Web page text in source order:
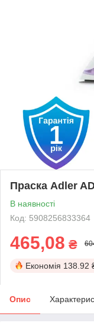
Праска Adler
В наявності
Код: 5908256833364
465,08 ₴
Економія 138.92
Опис